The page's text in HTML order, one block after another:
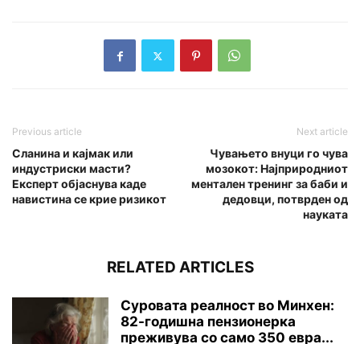
Previous article
Сланина и кајмак или
индустриски масти?
Експерт објаснува каде
навистина се крие ризикот
Next article
Чувањето внуци го чува
мозокот: Најприродниот
ментален тренинг за баби и
дедовци, потврден од
науката
RELATED ARTICLES
Суровата реалност во Минхен:
82-годишна пензионерка
преживува со само 350 евра...